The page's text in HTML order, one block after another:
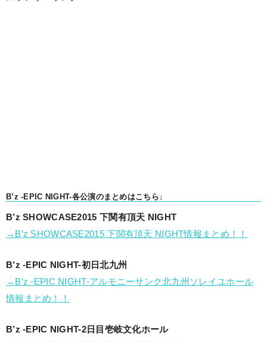
B’z -EPIC NIGHT-各公演のまとめはこちら↓
B’z SHOWCASE2015 下関有頂天 NIGHT
→B’z SHOWCASE2015 下関有頂天 NIGHT情報まとめ！！
B’z -EPIC NIGHT-初日北九州
→B’z -EPIC NIGHT-アルモニーサンク北九州ソレイユホール
情報まとめ！！
B’z -EPIC NIGHT-2日目壱岐文化ホール